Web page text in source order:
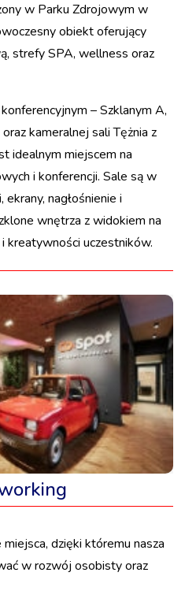
w Parku Zdrojowym w
obiekt oferujący
strefy SPA, wellness oraz
– Szklanym A,
kameralnej sali Tężnia z
idealnym miejscem na
i konferencji. Sale są w
nagłośnienie i
wnętrza z widokiem na
kreatywności uczestników.
dzięki któremu nasza
w rozwój osobisty oraz